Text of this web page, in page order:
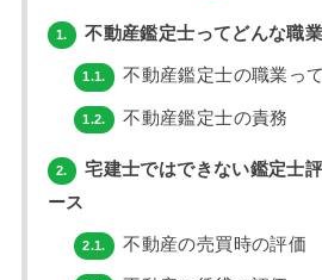
1. 不動産鑑定士ってどんな職
1.1. 不動産鑑定士の職業っ
1.2. 不動産鑑定士の責務
2.
宅建士ではできない鑑定士
ース
2.1. 不動産の売買時の評価